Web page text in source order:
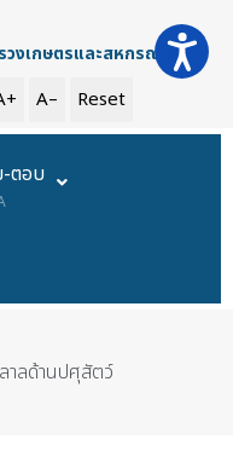
วงเกษตรและสหกรณ์
A– Reset
-ตอบ
าลด้านปศุสัตว์